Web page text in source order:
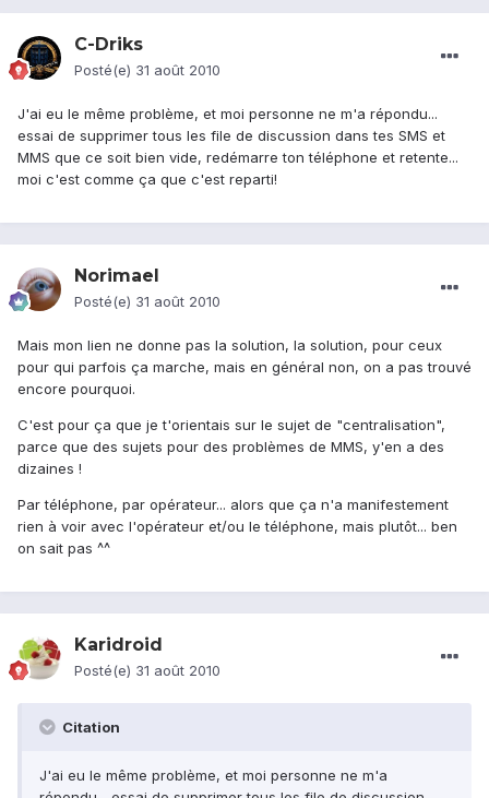
C-Driks
Posté(e) 31 août 2010
J'ai eu le même problème, et moi personne ne m'a répondu...
essai de supprimer tous les file de discussion dans tes SMS et
MMS que ce soit bien vide, redémarre ton téléphone et retente...
moi c'est comme ça que c'est reparti!
Norimael
Posté(e) 31 août 2010
Mais mon lien ne donne pas la solution, la solution, pour ceux
pour qui parfois ça marche, mais en général non, on a pas trouvé
encore pourquoi.
C'est pour ça que je t'orientais sur le sujet de "centralisation",
parce que des sujets pour des problèmes de MMS, y'en a des
dizaines !
Par téléphone, par opérateur... alors que ça n'a manifestement
rien à voir avec l'opérateur et/ou le téléphone, mais plutôt... ben
on sait pas ^^
Karidroid
Posté(e) 31 août 2010
Citation
J'ai eu le même problème, et moi personne ne m'a